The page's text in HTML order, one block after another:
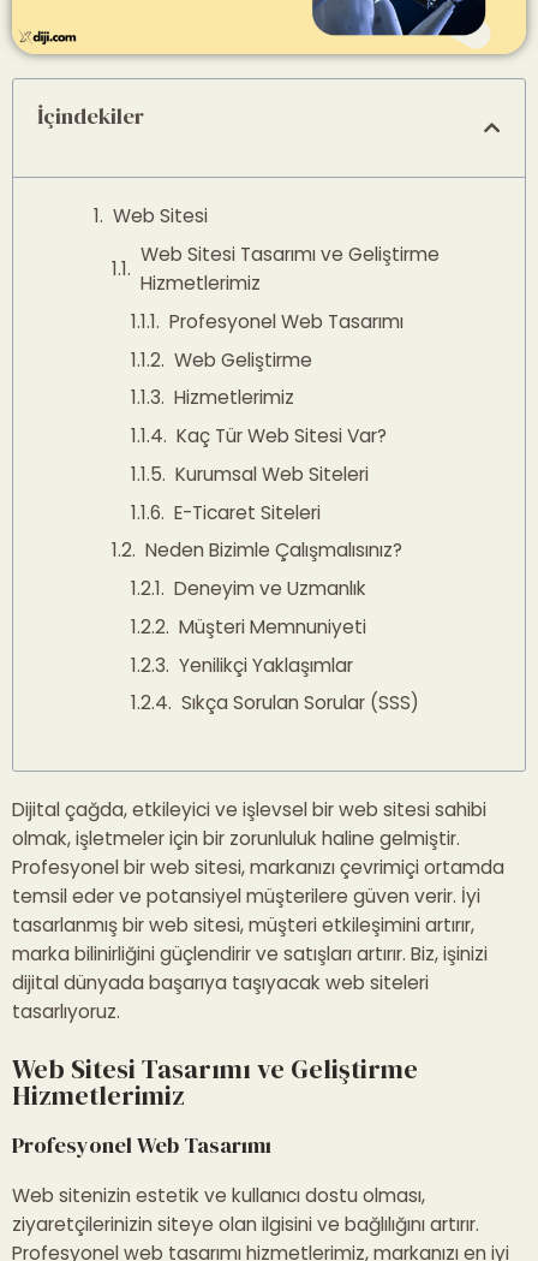
İçindekiler
Web Sitesi
Web Sitesi Tasarımı ve Geliştirme
Hizmetlerimiz
Profesyonel Web Tasarımı
Web Geliştirme
Hizmetlerimiz
Kaç Tür Web Sitesi Var?
Kurumsal Web Siteleri
E-Ticaret Siteleri
Neden Bizimle Çalışmalısınız?
Deneyim ve Uzmanlık
Müşteri Memnuniyeti
Yenilikçi Yaklaşımlar
Sıkça Sorulan Sorular (SSS)
Dijital çağda, etkileyici ve işlevsel bir web sitesi sahibi
olmak, işletmeler için bir zorunluluk haline gelmiştir.
Profesyonel bir web sitesi, markanızı çevrimiçi ortamda
temsil eder ve potansiyel müşterilere güven verir. İyi
tasarlanmış bir web sitesi, müşteri etkileşimini artırır,
marka bilinirliğini güçlendirir ve satışları artırır. Biz, işinizi
dijital dünyada başarıya taşıyacak web siteleri
tasarlıyoruz.
Web Sitesi Tasarımı ve Geliştirme
Hizmetlerimiz
Profesyonel Web Tasarımı
Web sitenizin estetik ve kullanıcı dostu olması,
ziyaretçilerinizin siteye olan ilgisini ve bağlılığını artırır.
Profesyonel web tasarımı hizmetlerimiz, markanızı en iyi